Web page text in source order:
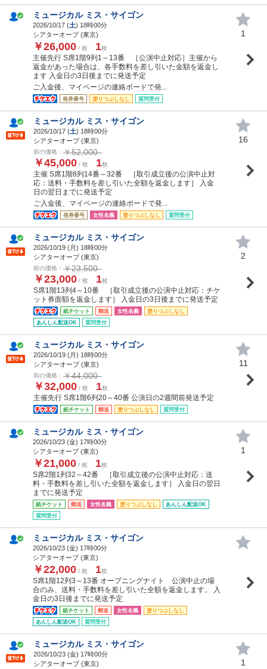
ミュージカル ミス・サイゴン
2026/10/17 (土) 18時00分
シアターオーブ (東京)
￥26,000 / 枚 1枚
主催先行 S席1階9列1～13番 ［公演中止対応］主催から
返金があった場合は、各手数料を差し引いた金額を返金し
ます 入金日の3日後までに発送予定
ご入金後、マイページの連絡ボードで発...
発券番号 塗りつぶしなし 質問受付
1
ミュージカル ミス・サイゴン
2026/10/17 (土) 18時00分
シアターオーブ (東京)
前の価格： ￥52,000
￥45,000 / 枚 1枚
主催 S席1階8列14番～32番 ［取引成立後の公演中止対
応：送料・手数料を差し引いた全額を返金します］ 入金
日の翌日までに発送予定
ご入金後、マイページの連絡ボードで発...
発券番号 女性名義 塗りつぶしなし 質問受付
16
ミュージカル ミス・サイゴン
2026/10/19 (月) 18時00分
シアターオーブ (東京)
前の価格： ￥23,500
￥23,000 / 枚 1枚
S席1階13列4～10番 ［取引成立後の公演中止対応：チケ
ット券面額を返金します］ 入金日の3日後までに発送予定
紙チケット 郵送 女性名義
塗りつぶしなし
あんしん配送OK
質問受付
2
ミュージカル ミス・サイゴン
2026/10/19 (月) 18時00分
シアターオーブ (東京)
前の価格： ￥44,000
￥32,000 / 枚 1枚
主催先行 S席1階6列20～40番 公演日の2週間前発送予定
紙チケット 郵送 塗りつぶしなし 質問受付
11
ミュージカル ミス・サイゴン
2026/10/23 (金) 17時00分
シアターオーブ (東京)
￥21,000 / 枚 1枚
S席2階1列32～42番 ［取引成立後の公演中止対応：送
料・手数料を差し引いた全額を返金します］ 入金日の翌日
までに発送予定
紙チケット 郵送 女性名義 塗りつぶしなし
あんしん配送OK
質問受付
1
ミュージカル ミス・サイゴン
2026/10/23 (金) 17時00分
シアターオーブ (東京)
￥22,000 / 枚 1枚
S席1階12列3～13番 オープニングナイト 公演中止の場
合のみ、送料・手数料を差し引いた全額を返金します。 入
金日の3日後までに発送予定
紙チケット 郵送 女性名義
塗りつぶしなし
あんしん配送OK
質問受付
ミュージカル ミス・サイゴン
2026/10/23 (金) 17時00分
シアターオーブ (東京)
1